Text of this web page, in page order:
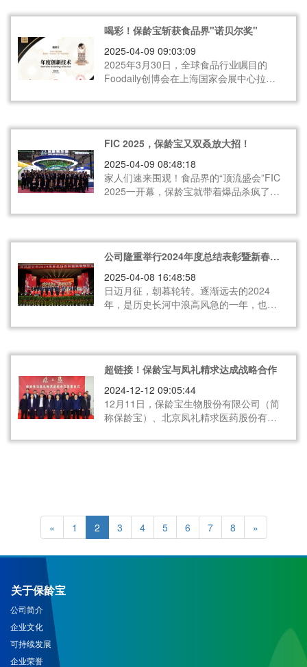
喝彩！保龄宝斩获食品界"诺贝尔奖"
2025-04-09 09:03:09
2025年3月30日，全球食品行业瞩目的
Foodaily创博会在上海国家会展中心拉开
舒慕滋®（supmos®）生产及应用技术”，
际权威奖项的斩获，不仅彰显了保龄宝在
功能糖领域的硬核实力，更标志着中国食
品创新技术站上世界舞台中央。
FIC 2025，保龄宝又双叒放大招！
2025-04-09 08:48:18
家人们速来围观！食品界的“顶流盛会”FIC
2025一开幕，保龄宝就带着爆品杀疯了！
夸：“中国智造，牛！” 这家30年老牌企
公司隆重举行2024年度总结表彰暨新春联
2025-04-08 16:48:58
日迈月征，朝暮轮转。逐渐远去的2024
年，是历史长河中浪高风急的一年，也是
年。公司净利润跨越1亿元大关，预增
冬中演绎着热气腾腾，向着打造世界一流
的功能糖和营养补充剂企业的宏伟目标更
进一步。
超链接！保龄宝与凤礼精求达成战略合作
2024-12-12 09:05:44
12月11日，保龄宝生物股份有限公司（简
称保龄宝）、北京凤礼精求医药股份有限
启乳果糖原料药产品的战略合作。双方通
« 1 2 3 4 5 6 7 8 »
关于保龄宝
公司简介
企业文化
可持续发展
企业荣誉